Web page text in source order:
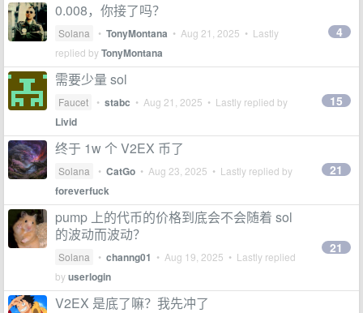
0.008，你接了吗？
Solana • TonyMontana • Aug 21, 2025 • Lastly
replied byTonyMontana
4
需要少量 sol
Faucet • stabc • Aug 21, 2025 • Lastly replied by
Livid
15
终于 1w 个 V2EX 币了
Solana • CatGo • Aug 23, 2025 • Lastly replied by
foreverfuck
21
pump 上的代币的价格到底会不会随着 sol
的波动而波动？
Solana • channg01 • Aug 19, 2025 • Lastly replied
byuserlogin
21
V2EX 是底了嘛？我先冲了